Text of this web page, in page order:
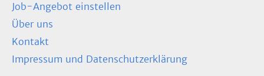
Job-Angebot einstellen
Über uns
Kontakt
Impressum und Datenschutzerklärung